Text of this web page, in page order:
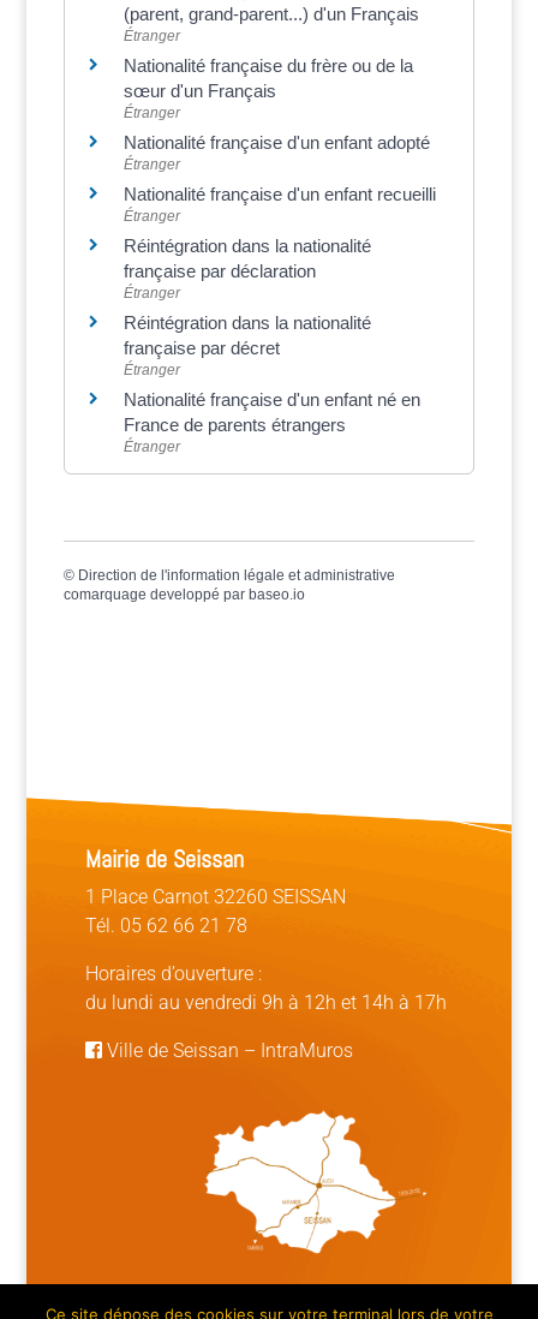
(parent, grand-parent...) d'un Français
Étranger
Nationalité française du frère ou de la
sœur d'un Français
Étranger
Nationalité française d'un enfant adopté
Étranger
Nationalité française d'un enfant recueilli
Étranger
Réintégration dans la nationalité
française par déclaration
Étranger
Réintégration dans la nationalité
française par décret
Étranger
Nationalité française d'un enfant né en
France de parents étrangers
Étranger
© Direction de l'information légale et administrative
comarquage developpé par baseo.io
Mairie de Seissan
1 Place Carnot 32260 SEISSAN
Tél. 05 62 66 21 78
Horaires d’ouverture :
du lundi au vendredi 9h à 12h et 14h à 17h
Ville de Seissan – IntraMuros
Ce site dépose des cookies sur votre terminal lors de votre